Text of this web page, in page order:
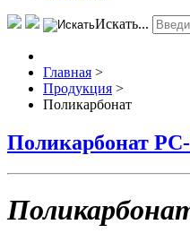
Искать...
Главная >
Продукция >
Поликарбонат
Поликарбонат